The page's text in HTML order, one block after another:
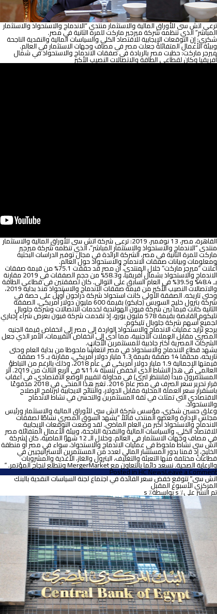
ترعى اتش سى للأوراق المالية والاستثمار منتدى “الاندماج والاستحواذ والاستثمار
المباشر” الذي تنظمه شركة ميرجير ماركت للمرة الثانية في مصر.
شكري: إن التوقعات الإيجابية للاقتصاد الكلي والسياسات المالية والنقدية الناجحة
وبيئة الأعمال المتفائلة جعلت مصر في مصاف وجهات الاستثمار في العالم.
ميرجر ماركت: حظيت مصر بالريادة في صفقات الاندماج والاستحواذ في شمال
أفريقيا وكان لقطاعي الطاقة والاتصالات النصيب الأكبر
القاهرة، مصر، 13 نوفمبر، 2019: ترعى شركة اتش سى للأوراق المالية والاستثمار
منتدى “الاندماج والاستحواذ والاستثمار المباشر”، الذي تنظمه شركة ميرجير
ماركت للمرة الثانية في مصر، الشركة الرائدة في مجال توفير الدراسات البحثية
ومعلومات وبيانات صفقات الاندماج والاستحواذ حول العالم.
أعلنت “ميرجر ماركت” خلال المنتدى، أن مصر قد حققت 75.1% من قيمة صفقات
الاندماج والاستحواذ بشمال أفريقيا، و58.3% من حجم الصفقات في 2019 مقارنة
بـ 48.4% و39.5% في العام السابق على التوالي. كان لصفقتين في قطاعي الطاقة
والاتصالات النصيب الأكبر من قيمة صفقات الاندماج والاستحواذ منذ بداية 2019،
وحتى تاريخه. الصفقة الأولى كانت استحواذ شركة دراجون أويل على حصة في
شركة بترول خليج السويس (جابكو) بقيمة 600 مليون دولار أمريكي. الصفقة
الثانية كانت فيما بين شركة فيون الهولندية لخدمات الاتصالات وشركة جلوبال
تليكوم القابضة بقيمة 578 مليون يورو، إذ تقدمت شركة فيون بعرض شراء إجباري
لجميع أسهم شركة جلوبال تليكوم.
يرجع تزايد عمليات الاندماج والاستحواذ الواردة إلى مصر إلى انخفاض قيمة الجنيه
المصري مقابل العملات الأجنبية، مما أدى إلى انخفاض التقييمات، الأمر الذي جعل
الشركات المصرية أكثر جاذبية للمستثمرين الأجانب.
يشهد قطاع الاندماج والاستحواذ في مصر انتعاشًا ملحوظا من بداية العام وحتى
تاريخه، محققا 14 صفقة بقيمة 1.3 مليار دولار أمريكي، مقارنة بـ 15 صفقة
قيمتها الإجمالية 1.9 مليار دولار أمريكي في عام 2018، وذلك بالرغم من التباطؤ
العالمي في هذا النشاط الذي انخفض بنسبة 11.4% في الربع الثالث من 2019. آثر
المستثمرون مبدأ (فلننتظر لنرى) في محاولة لتقييم الوضع الاقتصادي، في أعقاب
قرار تحرير سعر الصرف في مصر عام 2016. تغير هذا المنحى في 2018 مدفوعًا
باستقرار سعر العملة المحلية مقابل الدولار، والنتائج الايجابية لبرنامج الإصلاح
الاقتصادي التي تمثلت في ثقة المستثمرين والتحسن في نشاط الاندماج
والاستحواذ.
وعلق حسين شكري، مؤسس شركة اتش سى للأوراق المالية والاستثمار ورئيس
مجلس الإدارة والعضو المنتدب قائلاً “يشهد السوق المصري نشاطًا لصفقات
الاندماج والاستحواذ أكبر من العام الماضي. لقد وضعت التوقعات الإيجابية
للاقتصاد الكلي، والسياسات المالية والنقدية الناجحة، وبيئة الأعمال المتفائلة مصر
في مصاف وجهات الاستثمار في العالم. وخلال الـ 12 شهرًا الماضية، كان لشركة
اتش سى نشاط ملحوظ في عمليات الاندماج والاستحواذ، سواء في مصر أو منطقة
الخليج، إذ قمنا بدور المستشار المالي لعدد من المستثمرين الاستراتيجيين في
قطاعات مختلفة منها التعبئة والتغليف، البترول والغاز، الأغذية والمشروبات
والرعاية الصحية. نسعد دائما بالتعاون مع MergerMarket ونتطلع لنجاح المؤتمر. “
Posted inHC NewsLeave a Comment
on
ترعى
اتش
للأوراق
المالية
والاستثمار
منتدى
“الاندماج
والاستحواذ
والاستثمار
المباشر”
الذي
تنظمه
شركة
ميرجير
ماركت
للمرة
الثانية
في
مصر
اتش سى” تتوقع خفض سعر الفائدة في اجتماع لجنة السياسات النقدية بالبنك
المركزي الأسبوع المقبل
تم النشر على٪ s بواسطة٪ s